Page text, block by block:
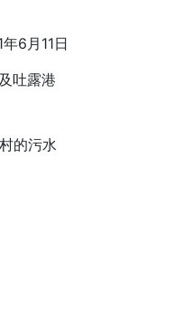
6月11日
吐露港
的污水